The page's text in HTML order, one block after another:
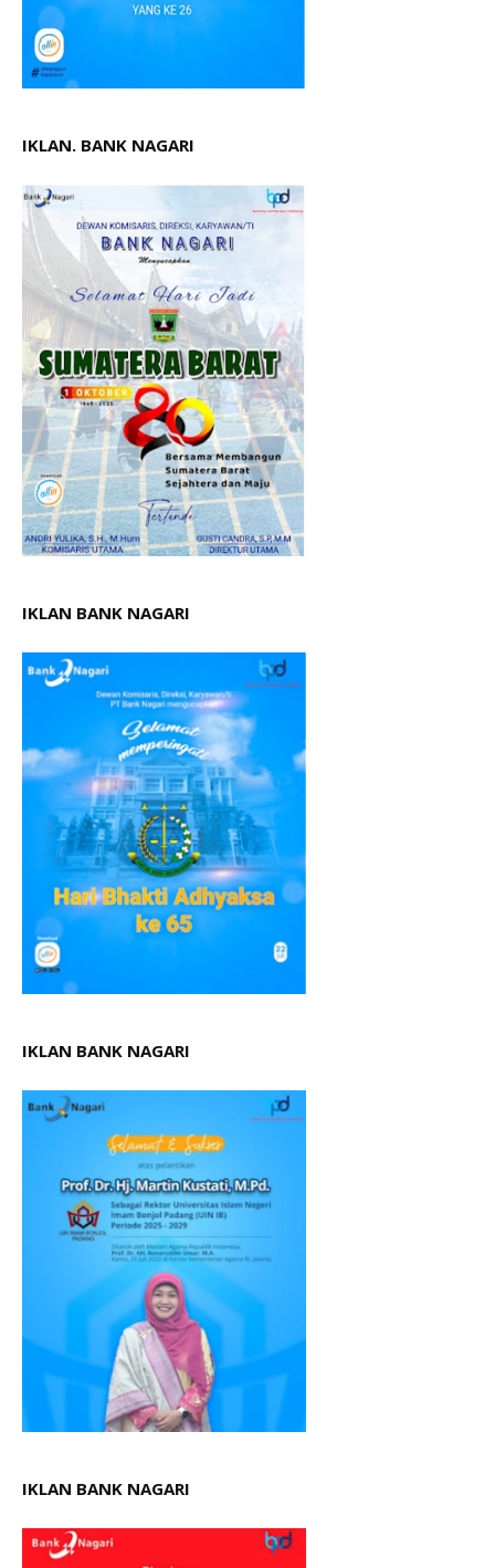
IKLAN. BANK NAGARI
IKLAN BANK NAGARI
IKLAN BANK NAGARI
IKLAN BANK NAGARI